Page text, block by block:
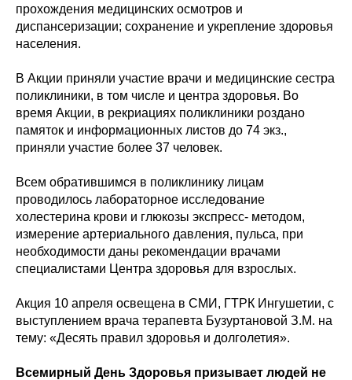
прохождения медицинских осмотров и
диспансеризации; сохранение и укрепление здоровья
населения.
В Акции приняли участие врачи и медицинские сестра
поликлиники, в том числе и центра здоровья. Во
время Акции, в рекриациях поликлиники роздано
памяток и информационных листов до 74 экз.,
приняли участие более 37 человек.
Всем обратившимся в поликлинику лицам
проводилось лабораторное исследование
холестерина крови и глюкозы экспресс- методом,
измерение артериального давления, пульса, при
необходимости даны рекомендации врачами
специалистами Центра здоровья для взрослых.
Акция 10 апреля освещена в СМИ, ГТРК Ингушетии, с
выступлением врача терапевта Бузуртановой З.М. на
тему: «Десять правил здоровья и долголетия».
Всемирный День Здоровья призывает людей не